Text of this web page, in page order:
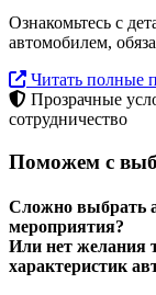
Ознакомьтесь с
автомобилем,
Читать полные
Прозрачные
сотрудничество
Поможем с
Сложно выбрать
мероприятия?
Или нет желания
характеристик